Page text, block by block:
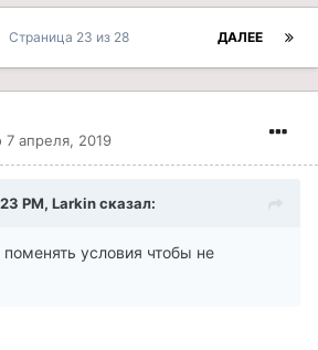
ДАЛЕЕ
Страница 23 из 28
7 апреля, 2019
PM, Larkin сказал:
условия чтобы не